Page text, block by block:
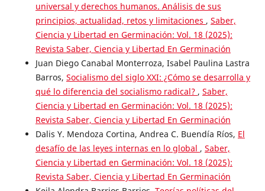
universal y derechos humanos. Análisis de sus
principios, actualidad, retos y limitaciones , Saber,
Ciencia y Libertad en Germinación: Vol. 18 (2025):
Revista Saber, Ciencia y Libertad En Germinación
Juan Diego Canabal Monterroza, Isabel Paulina Lastra
Barros, Socialismo del siglo XXI: ¿Cómo se desarrolla y
qué lo diferencia del socialismo radical? , Saber,
Ciencia y Libertad en Germinación: Vol. 18 (2025):
Revista Saber, Ciencia y Libertad En Germinación
Dalis Y. Mendoza Cortina, Andrea C. Buendía Ríos, El
desafío de las leyes internas en lo global , Saber,
Ciencia y Libertad en Germinación: Vol. 18 (2025):
Revista Saber, Ciencia y Libertad En Germinación